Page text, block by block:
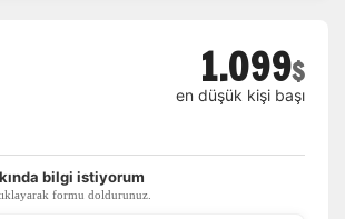
1.099$
en düşük kişi başı
bilgi istiyorum
formu doldurunuz.